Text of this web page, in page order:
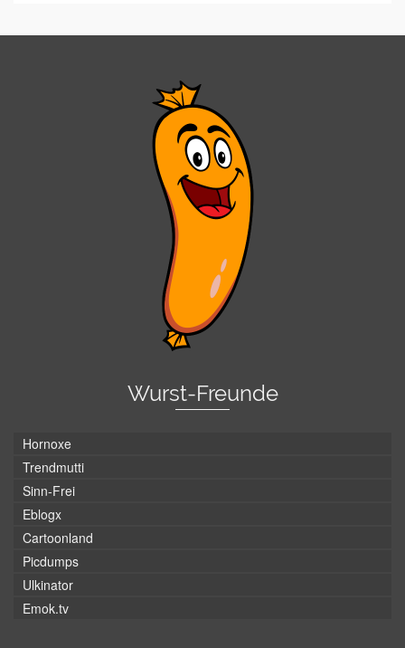
Wurst-Freunde
Hornoxe
Trendmutti
Sinn-Frei
Eblogx
Cartoonland
Picdumps
Ulkinator
Emok.tv